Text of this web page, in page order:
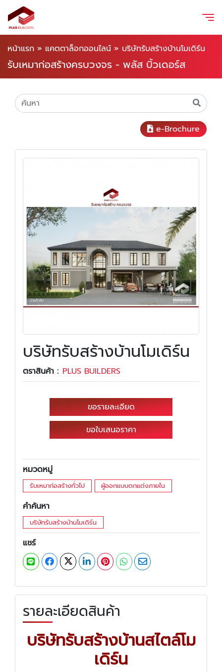
หน้าแรก » แคตตาล็อกออนไลน์ » บริษัทรับสร้างบ้านโมเดิร์น
รับเหมาก่อสร้างครบวงจร - พลัส บิ้วเดอร์ส
e-Brochure
บริษัทรับสร้างบ้านโมเดิร์น
ตราสินค้า : PLUS BUILDERS
ขอรายละเอียด
ขอใบเสนอราคา
หมวดหมู่
รับเหมาก่อสร้างทั่วไป ผู้ออกแบบตกแต่งภายใน
คำค้นหา
บริษัทรับสร้างบ้านโมเดิร์น
แชร์
รายละเอียดสินค้า
บริษัทรับสร้างบ้านสไตล์โม
เดิร์น